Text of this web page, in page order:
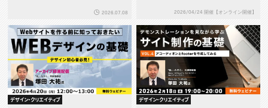
2026.07.08 2026/04/24 開催【オンライン開催】
デザイン・クリエイティブ デザイン・クリエイティブ